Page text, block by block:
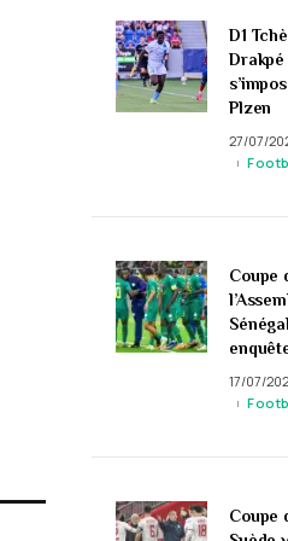
D1
Plzen
27/07/
Coupe
17/07/
Coupe